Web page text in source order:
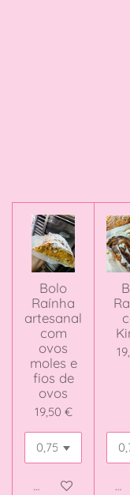
Bolo
Raínha
artesanal
com
ovos
moles e
fios de
ovos
19,50 €
Adicionar ao